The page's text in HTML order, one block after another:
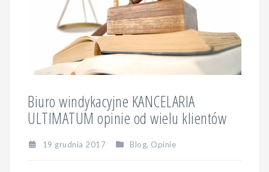
Biuro windykacyjne KANCELARIA
ULTIMATUM opinie od wielu klientów
19 grudnia 2017 Blog, Opinie